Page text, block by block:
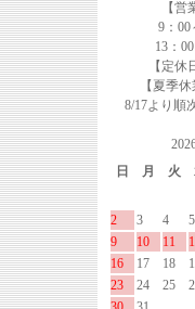
【営
9：00
13：
【定
【夏季
8/17より順
日
月 火
2
3 4 5
9
10 11
16
17 18
23
24 25